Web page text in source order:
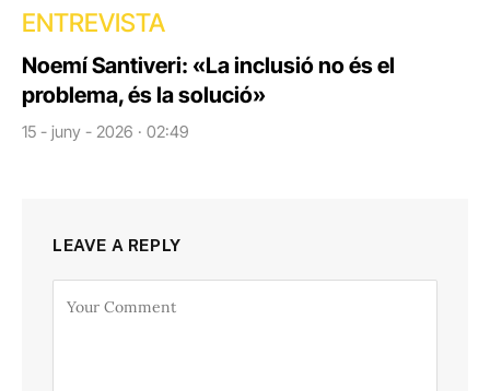
ENTREVISTA
Noemí Santiveri: «La inclusió no és el
problema, és la solució»
15 - juny - 2026 · 02:49
LEAVE A REPLY